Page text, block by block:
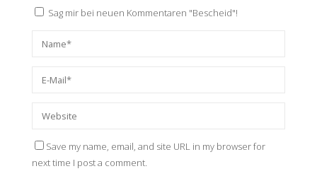
Sag mir bei neuen Kommentaren "Bescheid"!
Save my name, email, and site URL in my browser for
next time I post a comment.